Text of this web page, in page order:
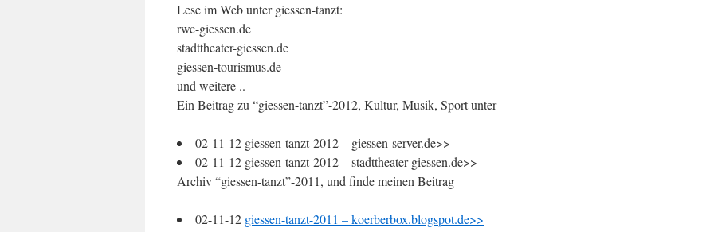
Lese im Web unter giessen-tanzt:
rwc-giessen.de
stadttheater-giessen.de
giessen-tourismus.de
und weitere ..
Ein Beitrag zu “giessen-tanzt”-2012, Kultur, Musik, Sport unter
02-11-12 giessen-tanzt-2012 – giessen-server.de>>
02-11-12 giessen-tanzt-2012 – stadttheater-giessen.de>>
Archiv “giessen-tanzt”-2011, und finde meinen Beitrag
02-11-12 giessen-tanzt-2011 – koerberbox.blogspot.de>>